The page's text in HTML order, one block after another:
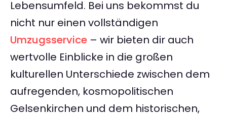
Lebensumfeld. Bei uns bekommst du
nicht nur einen vollständigen
Umzugsservice – wir bieten dir auch
wertvolle Einblicke in die großen
kulturellen Unterschiede zwischen dem
aufregenden, kosmopolitischen
Gelsenkirchen und dem historischen,